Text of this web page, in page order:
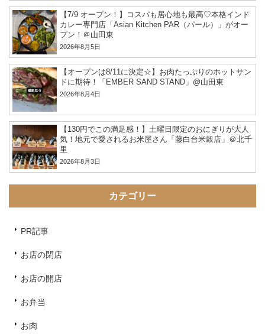
【7/9 オープン！】コスパも居心地も最高♡本格インド
カレー専門店「Asian Kitchen PAR（パール）」がオー
プン！＠山田東
2026年8月5日
【オープンは8/11に決定☆】お肉たっぷりのホットサン
ドに期待！「EMBER SAND STAND」@山田東
2026年8月4日
【130円でこの満足感！】土曜日限定のおにぎりが大人
気！地元で愛されるお米屋さん「藤白台米穀店」＠北千
里
2026年8月3日
カテゴリー
PR記事
お店の閉店
お店の開店
お弁当
お肉